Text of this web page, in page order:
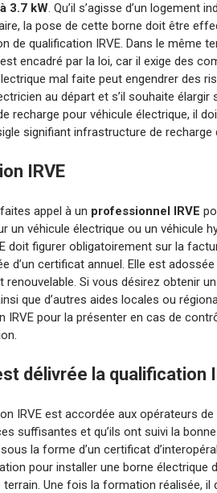
3.7 kW. Qu’il s’agisse d’un logement
la pose de cette borne doit être
de qualification IRVE. Dans le même
encadré par la loi, car il exige des
mal faite peut engendrer des
au départ et s’il souhaite
recharge pour véhicule électrique, il
signifiant infrastructure de recharge
IRVE
appel à un professionnel IRVE
un véhicule électrique ou un véhicule
doit figurer obligatoirement sur la
d’un certificat annuel. Elle est
renouvelable. Si vous désirez obtenir
que d’autres aides locales ou
IRVE pour la présenter en cas de
délivrée la qualification
IRVE est accordée aux opérateurs
suffisantes et qu’ils ont suivi la
la forme d’un certificat
pour installer une borne électrique
Une fois la formation réalisée, il